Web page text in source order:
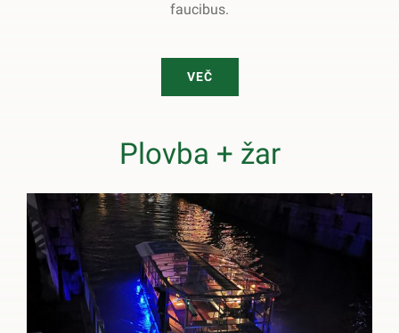
faucibus.
VEČ
Plovba + žar